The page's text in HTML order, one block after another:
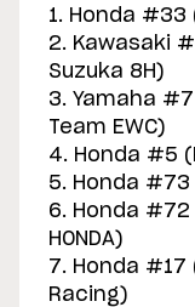
1. Honda #33
2. Kawasaki
Suzuka 8H)
3. Yamaha #7
Team EWC)
4. Honda #5
5. Honda #73
6. Honda #72
HONDA)
7. Honda #17
Racing)